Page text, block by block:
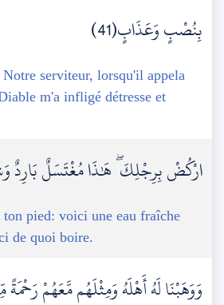
بِنُصْبٍ وَعَذَابٍ(41)
serviteur, lorsqu'il appela
m'a infligé détresse et
ارْكُضْ بِرِجْلِكَ ۖ هَٰذَا مُغْتَسَلٌ بَارِدٌ
pied: voici une eau fraîche
de quoi boire.
وَوَهَبْنَا لَهُ أَهْلَهُ وَمِثْلَهُم مَّعَهُمْ